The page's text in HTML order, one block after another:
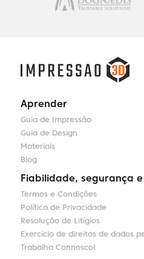
Aprender
Guia de Impressão
Guia de Design
Materiais
Blog
Fiabilidade, segurança
Termos e Condições
Política de Privacidade
Resolução de Litígios
Exercício de direitos de dados
Trabalha Connosco!